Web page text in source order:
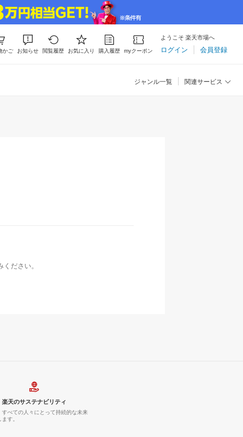
かご お知らせ 閲覧履歴 お気に入り 購入履歴 myクーポン
ようこそ 楽天市場へ
ログイン 会員登録
ジャンル一覧 関連サービス
ださい。
楽天のサステナビリティ
すべての人々にとって持続的な未来
す。